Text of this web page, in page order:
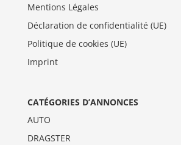
Mentions Légales
Déclaration de confidentialité (UE)
Politique de cookies (UE)
Imprint
CATÉGORIES D’ANNONCES
AUTO
DRAGSTER